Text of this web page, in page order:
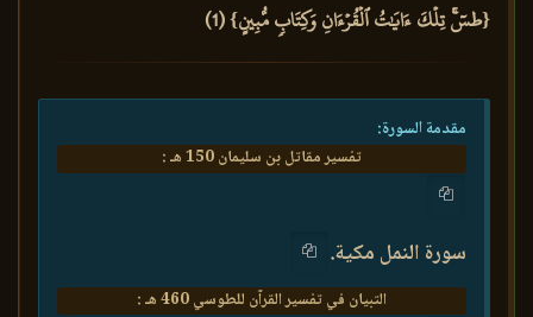
{طسٓۚ تِلۡكَ ءَايَٰتُ ٱلۡقُرۡءَانِ وَكِتَابٖ مُّبِينٍ} (1)
مقدمة السورة:
تفسير مقاتل بن سليمان 150 هـ :
سورة النمل مكية.
التبيان في تفسير القرآن للطوسي 460 هـ :